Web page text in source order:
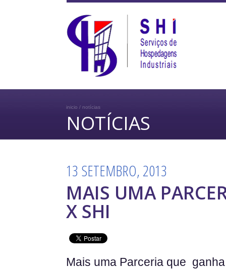
inicio / notícias
NOTÍCIAS
13 SETEMBRO, 2013
MAIS UMA
X SHI
Mais uma Parceria que